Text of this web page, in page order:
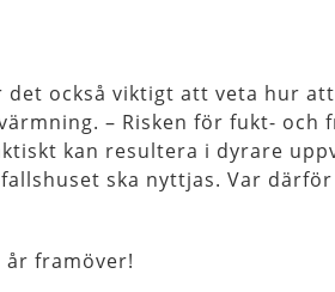
också viktigt att veta hur
– Risken för fukt- och
kan resultera i dyrare
ska nyttjas. Var
år framöver!